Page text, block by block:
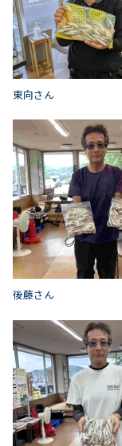
東向さん
後藤さん